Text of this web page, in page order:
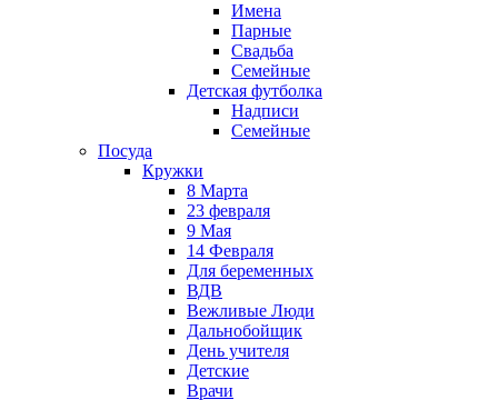
Имена
Парные
Свадьба
Семейные
Детская футболка
Надписи
Семейные
Посуда
Кружки
8 Марта
23 февраля
9 Мая
14 Февраля
Для беременных
ВДВ
Вежливые Люди
Дальнобойщик
День учителя
Детские
Врачи